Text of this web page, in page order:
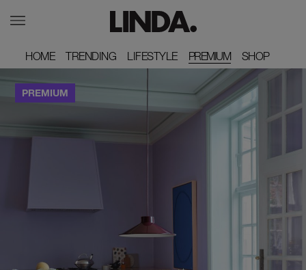
HOME
HOME TRENDING
TRENDING LIFESTYLE
LIFESTYLE PREMIUM SHOP
SHOP